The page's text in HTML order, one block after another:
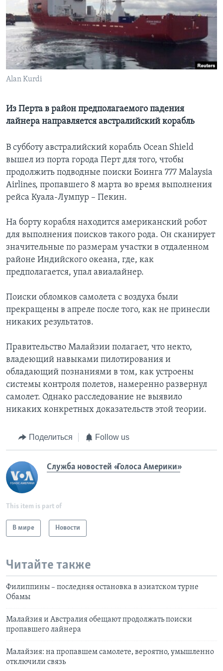
Learning English
СОЦИАЛЬНЫЕ СЕТИ
Alan Kurdi
Из Перта в район предполагаемого падения
лайнера направляется австралийский корабль
В субботу австралийский корабль Ocean Shield
вышел из порта города Перт для того, чтобы
продолжить подводные поиски Боинга 777 Malaysia
Airlines, пропавшего 8 марта во время выполнения
рейса Куала-Лумпур – Пекин.
На борту корабля находится американский робот
для выполнения поисков такого рода. Он сканирует
значительные по размерам участки в отдаленном
районе Индийского океана, где, как
предполагается, упал авиалайнер.
Поиски обломков самолета с воздуха были
прекращены в апреле после того, как не принесли
никаких результатов.
Правительство Малайзии полагает, что некто,
владеющий навыками пилотирования и
обладающий познаниями в том, как устроены
системы контроля полетов, намеренно развернул
самолет. Однако расследование не выявило
никаких конкретных доказательств этой теории.
Поделиться Follow us
Служба новостей «Голоса Америки»
This item is part of
В мире Новости
Читайте также
Филиппины – последняя остановка в азиатском турне
Обамы
Малайзия и Австралия обещают продолжать поиски
пропавшего лайнера
Малайзия: на пропавшем самолете, вероятно, умышленно
отключили связь